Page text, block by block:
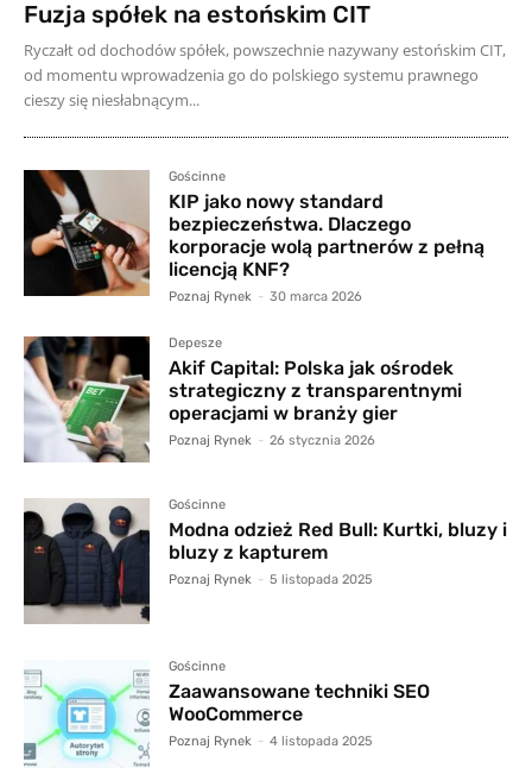
Fuzja spółek na estońskim CIT
Ryczałt od dochodów spółek, powszechnie nazywany estońskim CIT,
od momentu wprowadzenia go do polskiego systemu prawnego
cieszy się niesłabnącym...
Gościnne
KIP jako nowy standard
bezpieczeństwa. Dlaczego
korporacje wolą partnerów z pełną
licencją KNF?
Poznaj Rynek - 30 marca 2026
Depesze
Akif Capital: Polska jak ośrodek
strategiczny z transparentnymi
operacjami w branży gier
Poznaj Rynek - 26 stycznia 2026
Gościnne
Modna odzież Red Bull: Kurtki, bluzy i
bluzy z kapturem
Poznaj Rynek - 5 listopada 2025
Gościnne
Zaawansowane techniki SEO
WooCommerce
Poznaj Rynek - 4 listopada 2025